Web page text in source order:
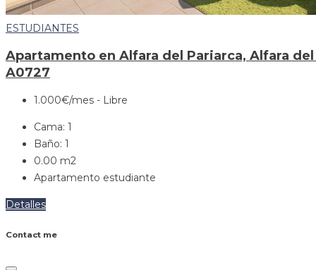
ESTUDIANTES
Apartamento en Alfara del Pariarca, Alfara
A0727
1.000€/mes - Libre
Cama: 1
Baño: 1
0.00 m2
Apartamento estudiante
Detalles
Contact me